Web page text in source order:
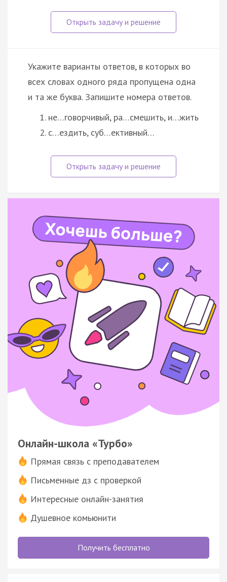
Укажите варианты ответов, в которых во
всех словах одного ряда пропущена одна
и та же буква. Запишите номера ответов.
не…говорчивый, ра…смешить, и…жить
с…ездить, суб…ективный…
Онлайн-школа «Турбо»
Прямая связь с преподавателем
Письменные дз с проверкой
Интересные онлайн-занятия
Душевное комьюнити
Получить бесплатно